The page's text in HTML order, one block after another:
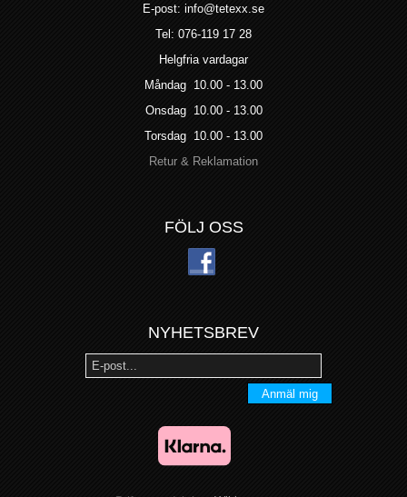
E-post: info@tetexx.se
Tel: 076-119 17 28
Helgfria vardagar
Måndag 10.00 - 13.00
Onsdag 10.00 - 13.00
Torsdag 10.00 - 13.00
Retur & Reklamation
FÖLJ OSS
NYHETSBREV
Anmäl mig